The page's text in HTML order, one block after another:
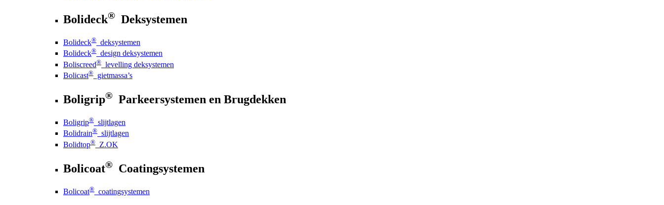
Bolideck® Deksystemen
Bolideck® deksystemen
Bolideck® design deksystemen
Boliscreed® levelling deksystemen
Bolicast® gietmassa’s
Boligrip® Parkeersystemen en Brugdekken
Boligrip® slijtlagen
Bolidrain® slijtlagen
Bolidtop® Z.OK
Bolicoat® Coatingsystemen
Bolicoat® coatingsystemen